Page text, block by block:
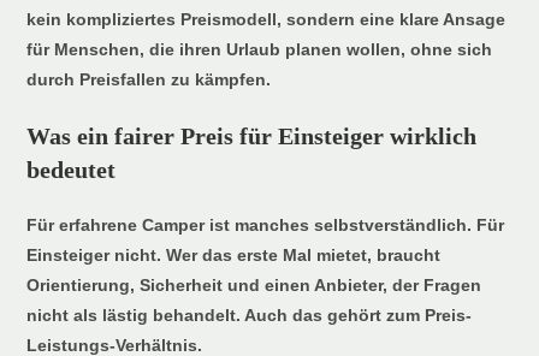
kein kompliziertes Preismodell, sondern eine klare Ansage
für Menschen, die ihren Urlaub planen wollen, ohne sich
durch Preisfallen zu kämpfen.
Was ein fairer Preis für Einsteiger wirklich
bedeutet
Für erfahrene Camper ist manches selbstverständlich. Für
Einsteiger nicht. Wer das erste Mal mietet, braucht
Orientierung, Sicherheit und einen Anbieter, der Fragen
nicht als lästig behandelt. Auch das gehört zum Preis-
Leistungs-Verhältnis.